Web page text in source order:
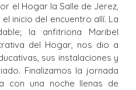
el Hogar la Salle de Jerez,
inicio del encuentro allí. La
la anfitriona Maribel
del Hogar, nos dio a
sus instalaciones y
Finalizamos la jornada
con una noche llenas de